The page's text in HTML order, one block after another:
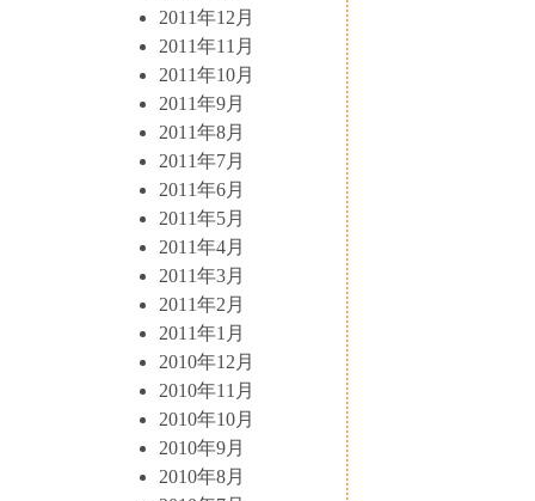
2011年12月
2011年11月
2011年10月
2011年9月
2011年8月
2011年7月
2011年6月
2011年5月
2011年4月
2011年3月
2011年2月
2011年1月
2010年12月
2010年11月
2010年10月
2010年9月
2010年8月